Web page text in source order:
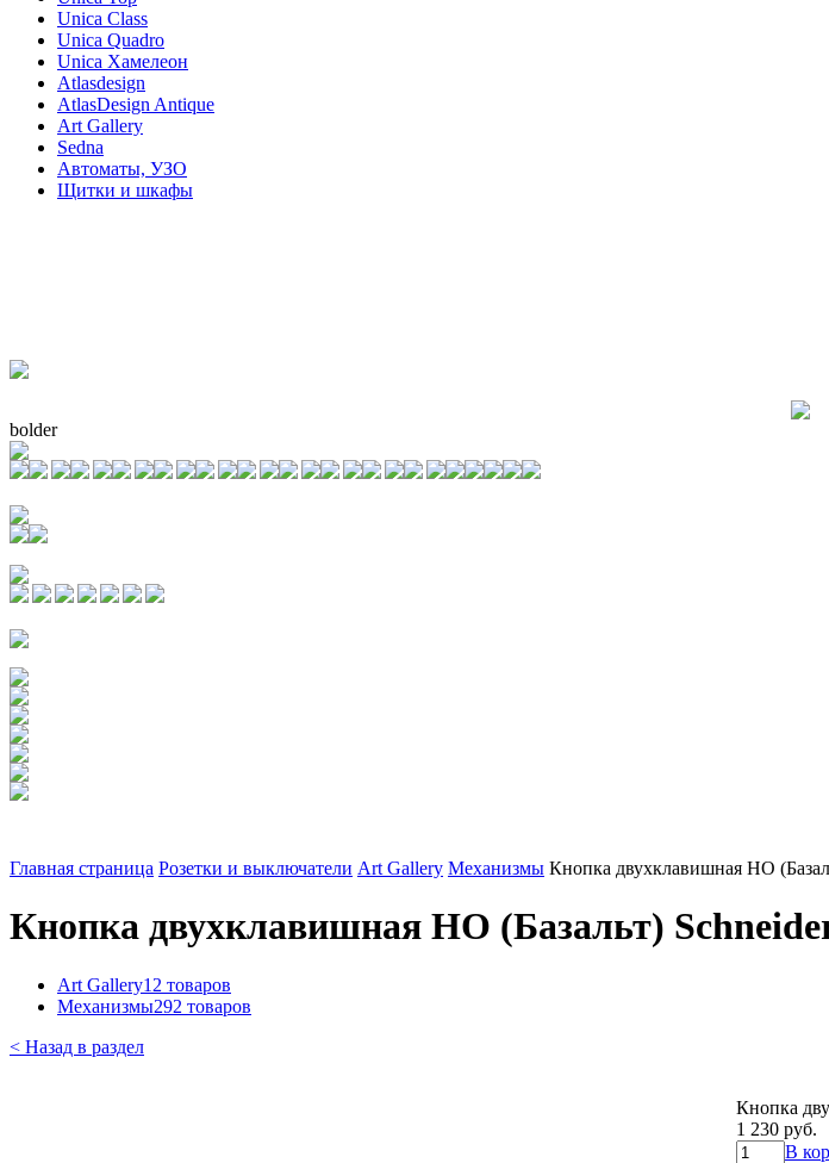
Unica Class
Unica Quadro
Unica Хамелеон
Atlasdesign
AtlasDesign Antique
Art Gallery
Sedna
Автоматы, УЗО
Щитки и шкафы
bolder
Главная страница Розетки и выключатели Art Gallery Механизмы Кнопка двухклавишная НО
Кнопка двухклавишная НО (Базальт)
Art Gallery12 товаров
Механизмы292 товаров
< Назад в раздел
Кнопка
1 230 руб.
В